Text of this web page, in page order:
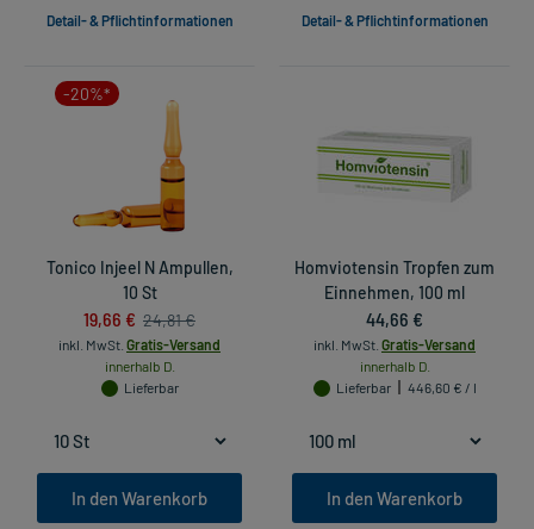
Detail- & Pflichtinformationen Detail- & Pflichtinformationen
-20%*
Tonico Injeel N Ampullen,
10 St
19,66 € 24,81 €
inkl. MwSt. Gratis-Versand
innerhalb D.
Lieferbar
In den Warenkorb
Homviotensin Tropfen zum
Einnehmen, 100 ml
44,66 €
inkl. MwSt. Gratis-Versand
innerhalb D.
Lieferbar
446,60 € / l
In den Warenkorb